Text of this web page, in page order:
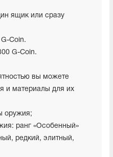
ящик или сразу
Coin.
G-Coin.
вы можете
и материалы для их
оружия;
ранг «Особенный»
редкий, элитный,